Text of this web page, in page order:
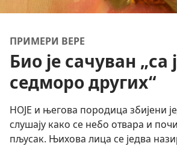
ПРИМЕРИ ВЕРЕ
Био је сачуван „са
седморо других“
НОЈЕ и његова породица збијени
слушају како се небо отвара и
пљусак. Њихова лица се једва